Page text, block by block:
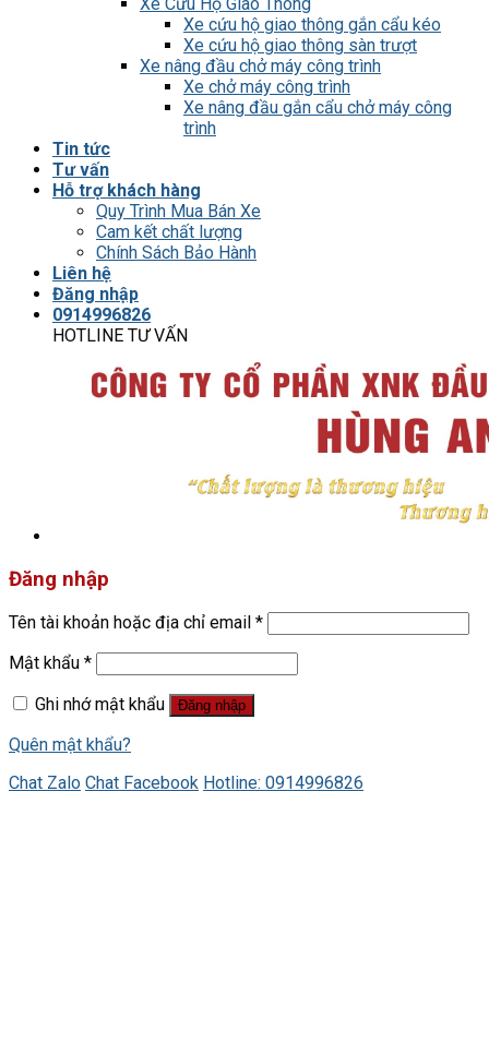
Xe Cứu Hộ Giao Thông
Xe cứu hộ giao thông gắn cẩu kéo
Xe cứu hộ giao thông sàn trượt
Xe nâng đầu chở máy công trình
Xe chở máy công trình
Xe nâng đầu gắn cẩu chở máy công
trình
Tin tức
Tư vấn
Hỗ trợ khách hàng
Quy Trình Mua Bán Xe
Cam kết chất lượng
Chính Sách Bảo Hành
Liên hệ
Đăng nhập
0914996826
HOTLINE TƯ VẤN
Đăng nhập
Tên tài khoản hoặc địa chỉ email *
Mật khẩu *
Ghi nhớ mật khẩu
Đăng nhập
Quên mật khẩu?
Chat Zalo Chat Facebook Hotline: 0914996826